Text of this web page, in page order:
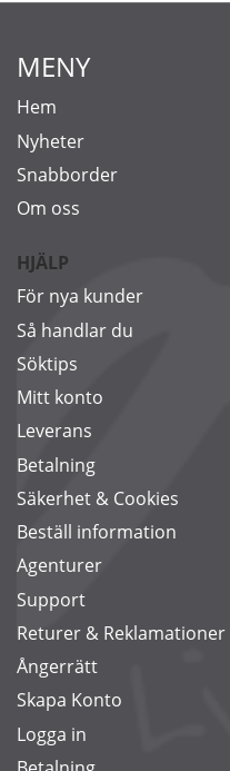
MENY
Hem
Nyheter
Snabborder
Om oss
HJÄLP
För nya kunder
Så handlar du
Söktips
Mitt konto
Leverans
Betalning
Säkerhet & Cookies
Beställ information
Agenturer
Support
Returer & Reklamationer
Ångerrätt
Skapa Konto
Logga in